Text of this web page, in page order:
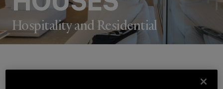
Hospitality and Residential
UBICACIÓN
ITALY